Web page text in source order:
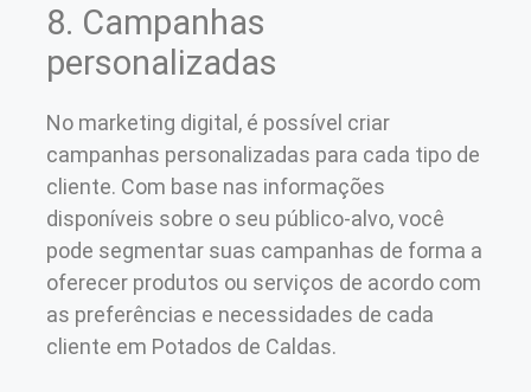
8. Campanhas
personalizadas
No marketing digital, é possível criar
campanhas personalizadas para cada tipo de
cliente. Com base nas informações
disponíveis sobre o seu público-alvo, você
pode segmentar suas campanhas de forma a
oferecer produtos ou serviços de acordo com
as preferências e necessidades de cada
cliente em Potados de Caldas.